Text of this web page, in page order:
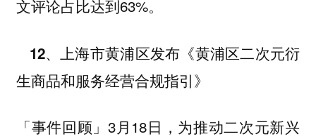
文评论占比达到63%。
12、上海市黄浦区发布《黄浦区二次元衍
生商品和服务经营合规指引》
「事件回顾」 3月18日，为推动二次元新兴